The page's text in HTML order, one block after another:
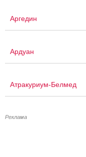
Аргедин
Ардуан
Атракуриум-Белмед
Реклама